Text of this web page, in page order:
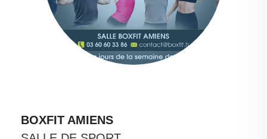
BOXFIT AMIENS